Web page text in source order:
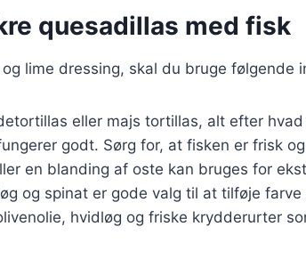
quesadillas med fisk
lime dressing, skal du bruge følgende
eller majs tortillas, alt efter
godt. Sørg for, at fisken er frisk
en blanding af oste kan bruges for
og spinat er gode valg til at tilføje
hvidløg og friske krydderurter